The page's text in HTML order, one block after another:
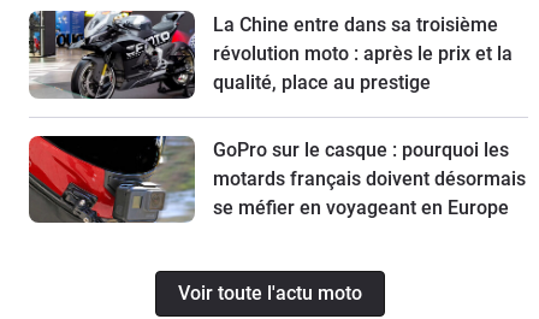
La Chine entre dans sa troisième
révolution moto : après le prix et la
qualité, place au prestige
GoPro sur le casque : pourquoi les
motards français doivent désormais
se méfier en voyageant en Europe
Voir toute l'actu moto